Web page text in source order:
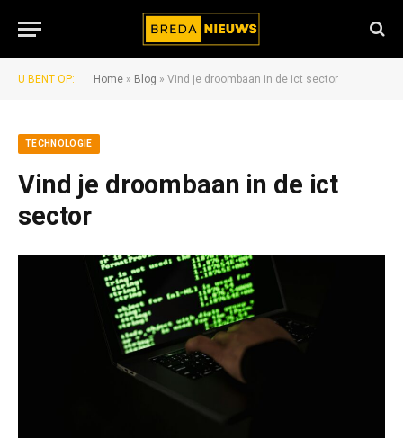
U BENT OP: Home » Blog » Vind je droombaan in de ict sector
TECHNOLOGIE
Vind je droombaan in de ict
sector